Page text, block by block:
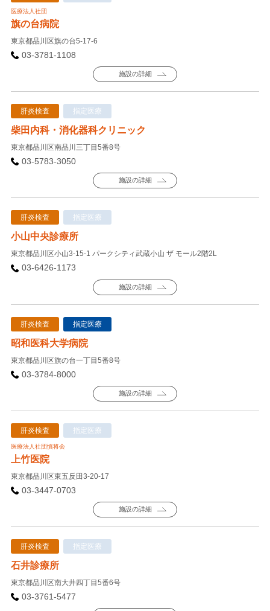
医療法人社団
旗の台病院
東京都品川区旗の台5-17-6
03-3781-1108
施設の詳細
肝炎検査 指定医療
柴田内科・消化器科クリニック
東京都品川区南品川三丁目5番8号
03-5783-3050
施設の詳細
肝炎検査 指定医療
小山中央診療所
東京都品川区小山3-15-1 パークシティ武蔵小山 ザ モール2階2L
03-6426-1173
施設の詳細
肝炎検査 指定医療
昭和医科大学病院
東京都品川区旗の台一丁目5番8号
03-3784-8000
施設の詳細
肝炎検査 指定医療
医療法人社団慎将会
上竹医院
東京都品川区東五反田3-20-17
03-3447-0703
施設の詳細
肝炎検査 指定医療
石井診療所
東京都品川区南大井四丁目5番6号
03-3761-5477